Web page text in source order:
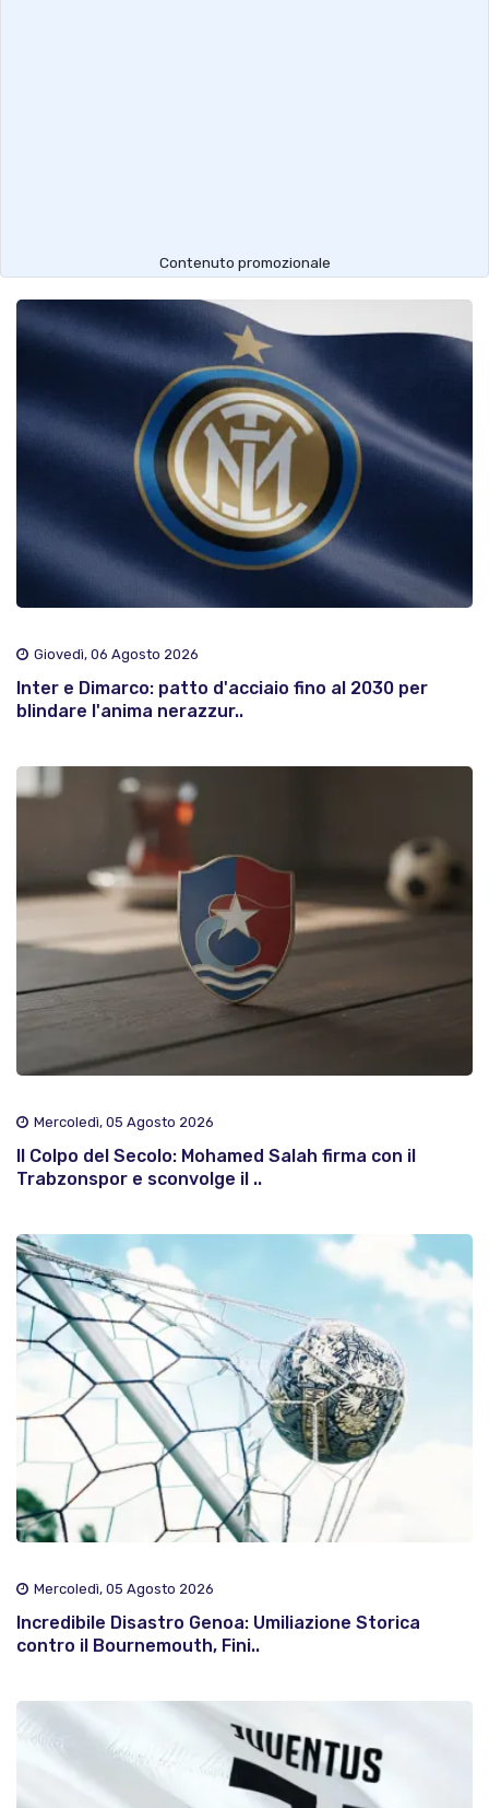
Contenuto promozionale
Giovedì, 06 Agosto 2026
Inter e Dimarco: patto d'acciaio fino al 2030 per
blindare l'anima nerazzur..
Mercoledì, 05 Agosto 2026
Il Colpo del Secolo: Mohamed Salah firma con il
Trabzonspor e sconvolge il ..
Mercoledì, 05 Agosto 2026
Incredibile Disastro Genoa: Umiliazione Storica
contro il Bournemouth, Fini..